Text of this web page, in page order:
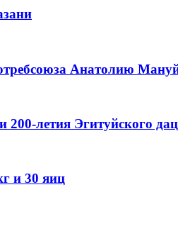
Анатолию
200-летия Эгитуйского
и 30 яиц